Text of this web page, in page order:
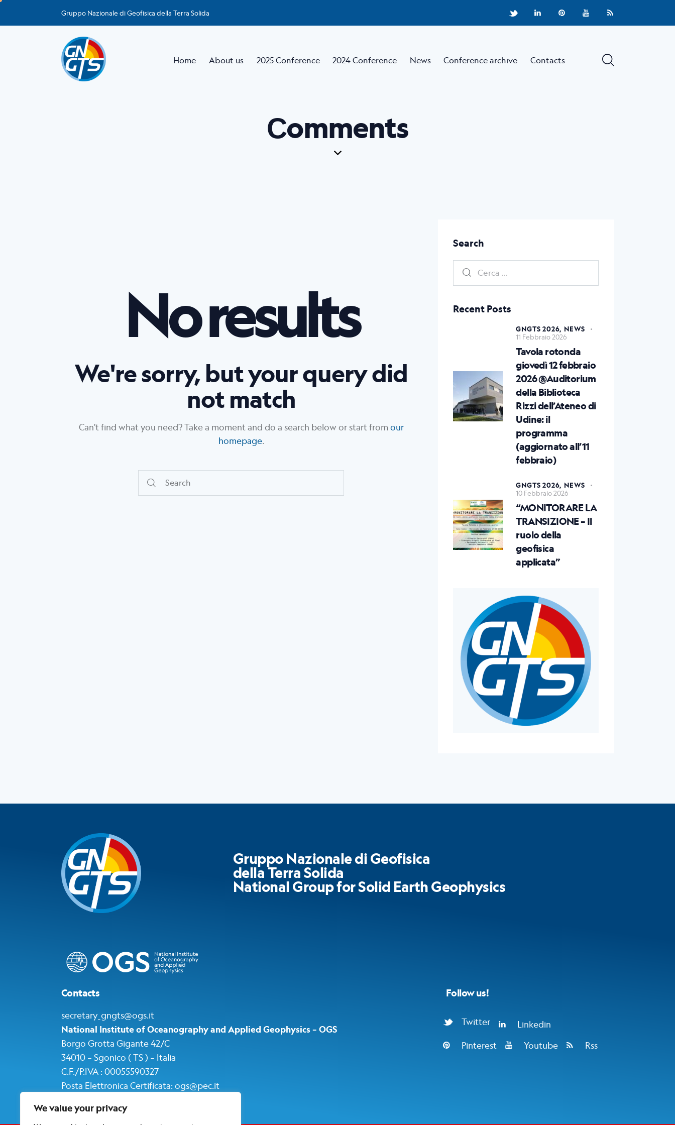
We value your privacy
Gruppo Nazionale di Geofisica della Terra Solida
Home About us 2025 Conference 2024 Conference News Conference archive Contacts
About us 2024 Conference
Сomments
No results
We're sorry, but your query did
not match
Can't find what you need? Take a moment and do a search below or start from our
homepage.
Search
Recent Posts
GNGTS 2026, NEWS
11 Febbraio 2026
Tavola rotonda
giovedì 12 febbraio
2026 @Auditorium
della Biblioteca
Rizzi dell’Ateneo di
Udine: il
programma
(aggiornato all’11
febbraio)
GNGTS 2026, NEWS
10 Febbraio 2026
“MONITORARE LA
TRANSIZIONE – Il
ruolo della
geofisica
applicata”
Gruppo Nazionale di Geofisica
della Terra Solida
National Group for Solid Earth Geophysics​
Contacts
secretary_gngts@ogs.it
National Institute of Oceanography and Applied Geophysics – OGS
Borgo Grotta Gigante 42/C
34010 – Sgonico ( TS ) – Italia
C.F./P.IVA : 00055590327
Posta Elettronica Certificata: ogs@pec.it
Follow us!
Twitter
Linkedin
Pinterest
Youtube Rss